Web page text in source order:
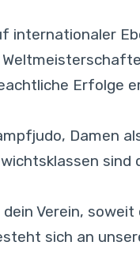
internationaler
Erfolge
Damen
sind
dein Verein,
sich an